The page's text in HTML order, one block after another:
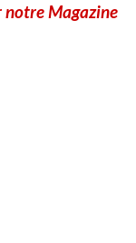
notre Magazine